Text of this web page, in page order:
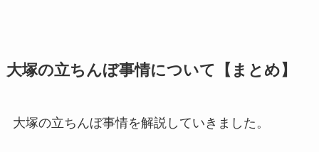
大塚の立ちんぼ事情について【まとめ】
大塚の立ちんぼ事情を解説していきました。